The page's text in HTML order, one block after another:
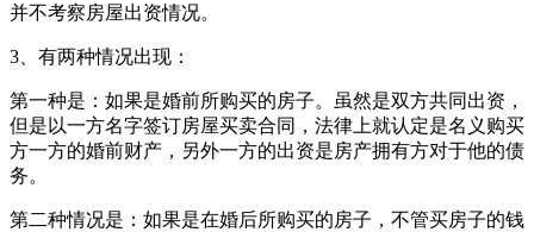
并不考察房屋出资情况。
3、有两种情况出现：
第一种是：如果是婚前所购买的房子。虽然是双方共同出资，
但是以一方名字签订房屋买卖合同，法律上就认定是名义购买
方一方的婚前财产，另外一方的出资是房产拥有方对于他的债
务。
第二种情况是：如果是在婚后所购买的房子，不管买房子的钱